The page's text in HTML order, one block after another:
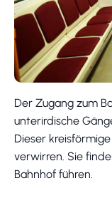
Der Zugang zum
unterirdische
Dieser
verwirren. Sie
Bahnhof führen.